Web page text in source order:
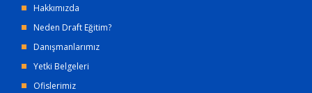
Hakkımızda
Neden Draft Eğitim?
Danışmanlarımız
Yetki Belgeleri
Ofislerimiz